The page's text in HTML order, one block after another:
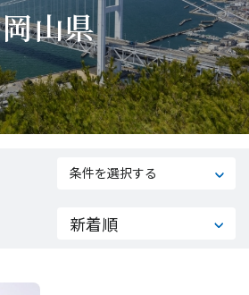
岡山県
条件を選択する